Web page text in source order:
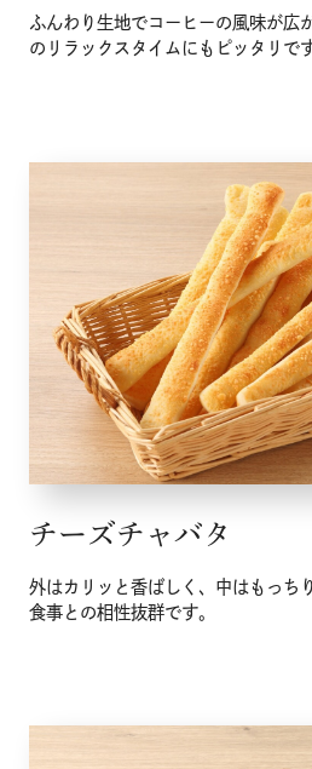
ふんわり生地でコーヒーの風味が広
のリラックスタイムにもピッタリです
チーズチャバタ
外はカリッと香ばしく、中はもっち
食事との相性抜群です。